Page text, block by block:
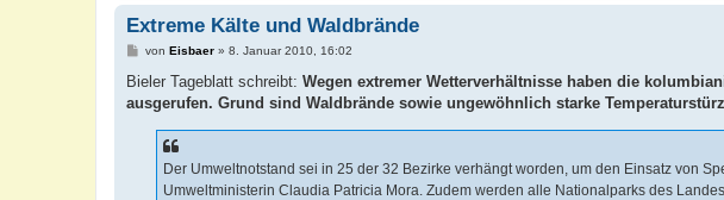
Extreme Kälte und Waldbrände
B
i
r
von Eisbaer» 8. Januar 2010, 16:02
Bieler Tageblatt schreibt: Wegen extremer Wetterverhältnisse haben die
ausgerufen. Grund sind Waldbrände sowie ungewöhnlich starke
Der Umweltnotstand sei in 25 der 32 Bezirke verhängt worden, um den Einsatz von
Umweltministerin Claudia Patricia Mora. Zudem werden alle Nationalparks des